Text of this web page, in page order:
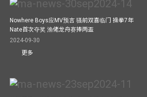
Nowhere Boys应MV预言 骚前双喜临门 操拳7年
Nate首次夺奖 渔佬龙舟赛捧两盃
2024-09-30
更多